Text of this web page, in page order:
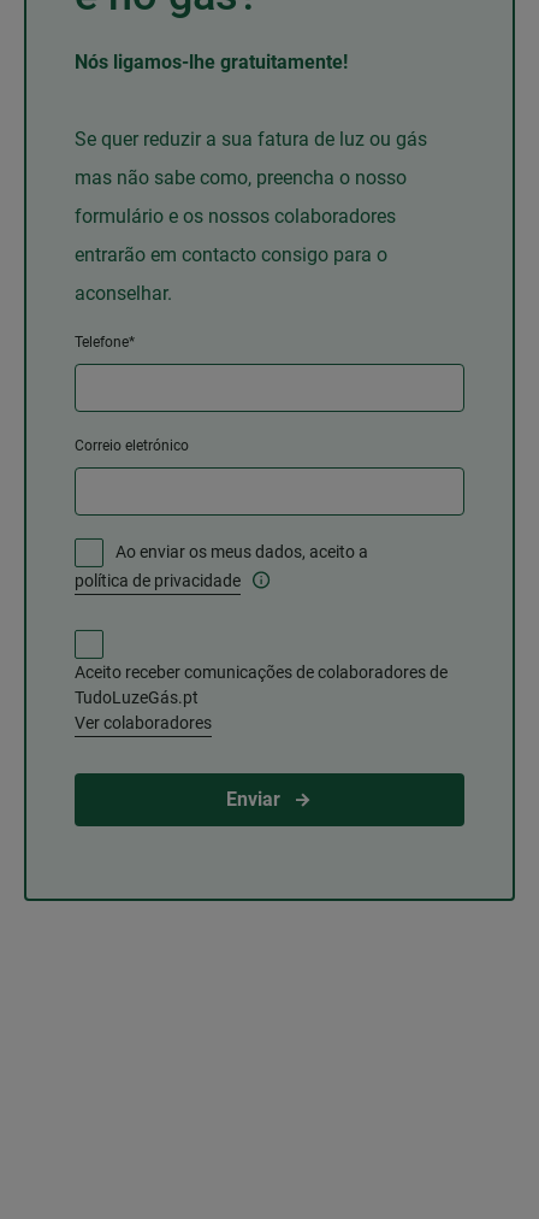
Nós ligamos-lhe gratuitamente!
Se quer reduzir a sua fatura de luz ou gás
mas não sabe como, preencha o nosso
formulário e os nossos colaboradores
entrarão em contacto consigo para o
aconselhar.
Telefone*
Correio eletrónico
Ao enviar os meus dados, aceito a
política de privacidade
Aceito receber comunicações de colaboradores de
TudoLuzeGás.pt
Ver colaboradores
Enviar